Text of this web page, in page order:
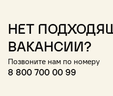
Нет
вакансии?
Позвоните нам по номеру
8 800 700 00 99